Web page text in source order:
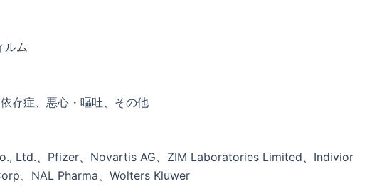
ルム
存症、悪心・嘔吐、その他
Ltd.、Pfizer、Novartis AG、ZIM Laboratories Limited、Indivior
、NAL Pharma、Wolters Kluwer